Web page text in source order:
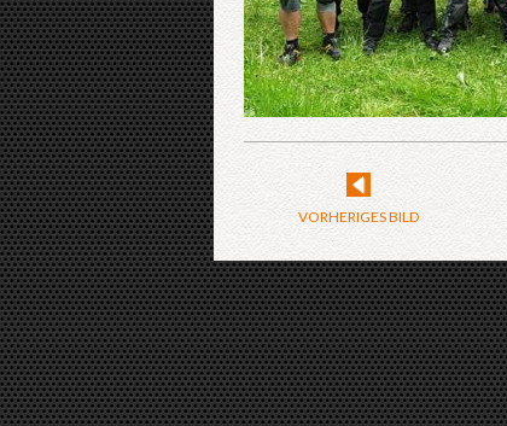
VORHERIGES BILD